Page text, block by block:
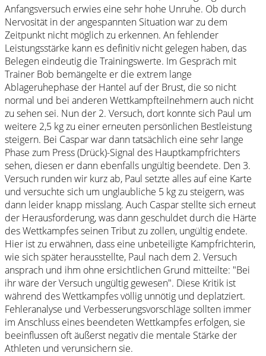
Anfangsversuch erwies eine sehr hohe Unruhe. Ob durch
Nervosität in der angespannten Situation war zu dem
Zeitpunkt nicht möglich zu erkennen. An fehlender
Leistungsstärke kann es definitiv nicht gelegen haben, das
Belegen eindeutig die Trainingswerte. Im Gespräch mit
Trainer Bob bemängelte er die extrem lange
Ablageruhephase der Hantel auf der Brust, die so nicht
normal und bei anderen Wettkampfteilnehmern auch nicht
zu sehen sei. Nun der 2. Versuch, dort konnte sich Paul um
weitere 2,5 kg zu einer erneuten persönlichen Bestleistung
steigern. Bei Caspar war dann tatsächlich eine sehr lange
Phase zum Press (Drück)-Signal des Hauptkampfrichters
sehen, diesen er dann ebenfalls ungültig beendete. Den 3.
Versuch runden wir kurz ab, Paul setzte alles auf eine Karte
und versuchte sich um unglaubliche 5 kg zu steigern, was
dann leider knapp misslang. Auch Caspar stellte sich erneut
der Herausforderung, was dann geschuldet durch die Härte
des Wettkampfes seinen Tribut zu zollen, ungültig endete.
Hier ist zu erwähnen, dass eine unbeteiligte Kampfrichterin,
wie sich später herausstellte, Paul nach dem 2. Versuch
ansprach und ihm ohne ersichtlichen Grund mitteilte: "Bei
ihr wäre der Versuch ungültig gewesen". Diese Kritik ist
während des Wettkampfes völlig unnötig und deplatziert.
Fehleranalyse und Verbesserungsvorschläge sollten immer
im Anschluss eines beendeten Wettkampfes erfolgen, sie
beeinflussen oft äußerst negativ die mentale Stärke der
Athleten und verunsichern sie.